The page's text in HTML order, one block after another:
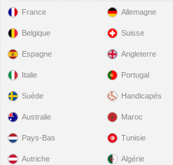
France
Belgique
Espagne
Italie
Suède
Allemagne
Suisse
Angleterre
Portugal
Handicapés
Australie
Pays-Bas
Autriche
Maroc
Tunisie
Algérie